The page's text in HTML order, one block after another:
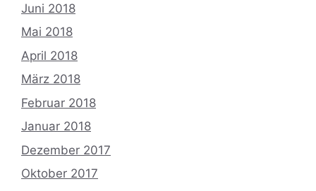
Juni 2018
Mai 2018
April 2018
März 2018
Februar 2018
Januar 2018
Dezember 2017
Oktober 2017